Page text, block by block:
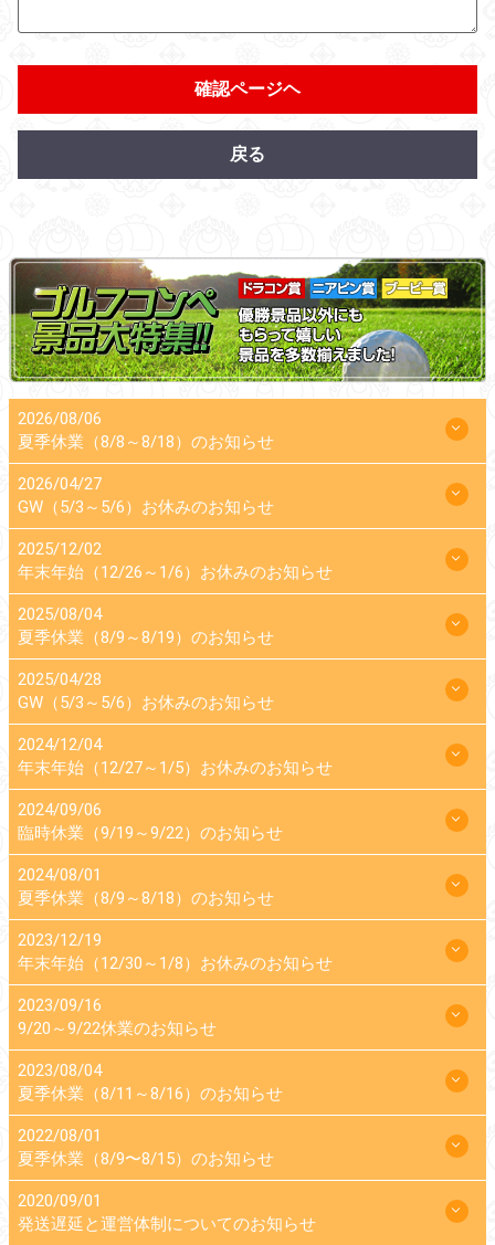
確認ページヘ
戻る
2026/08/06
夏季休業（8/8～8/18）のお知らせ
2026/04/27
GW（5/3～5/6）お休みのお知らせ
2025/12/02
年末年始（12/26～1/6）お休みのお知らせ
2025/08/04
夏季休業（8/9～8/19）のお知らせ
2025/04/28
GW（5/3～5/6）お休みのお知らせ
2024/12/04
年末年始（12/27～1/5）お休みのお知らせ
2024/09/06
臨時休業（9/19～9/22）のお知らせ
2024/08/01
夏季休業（8/9～8/18）のお知らせ
2023/12/19
年末年始（12/30～1/8）お休みのお知らせ
2023/09/16
9/20～9/22休業のお知らせ
2023/08/04
夏季休業（8/11～8/16）のお知らせ
2022/08/01
夏季休業（8/9〜8/15）のお知らせ
2020/09/01
発送遅延と運営体制についてのお知らせ